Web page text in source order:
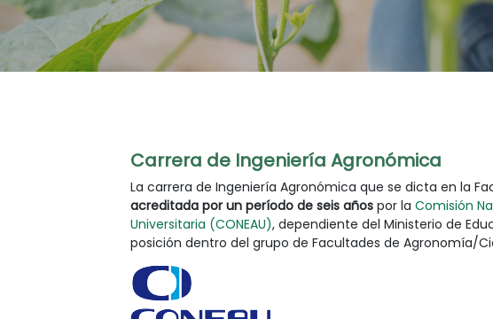
Carrera de Ingeniería Agronómica
La carrera de Ingeniería Agronómica que se dicta en la
acreditada por un período de seis años por la Comisión
Universitaria (CONEAU), dependiente del Ministerio de
posición dentro del grupo de Facultades de Agronomía/